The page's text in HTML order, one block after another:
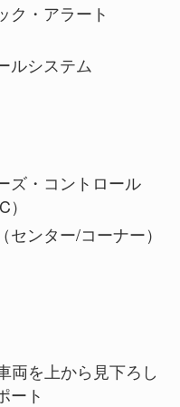
ク・アラート
ルシステム
ズ・コントロール
ンター/コーナー）
両を上から見下ろし
ート